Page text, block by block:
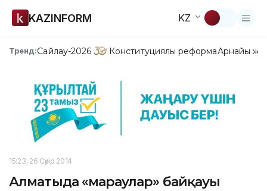
KAZINFORM KZ
Тренд:Сайлау-2026 Конституциялық реформаАрнайы
15:23, 26 Сәуір 2014
Алматыда «марғаулар» байқауы